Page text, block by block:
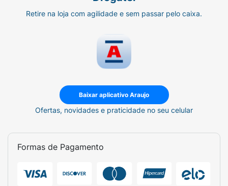
Retire na loja com agilidade e sem passar pelo caixa.
Baixar aplicativo Araujo
Ofertas, novidades e praticidade no seu celular
Formas de Pagamento